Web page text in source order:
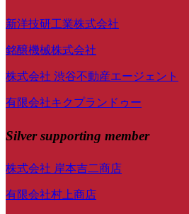
新洋技研工業株式会社
銘醸機械株式会社
株式会社 渋谷不動産エージェント
有限会社キクプランドゥー
Silver supporting member
株式会社 岸本吉二商店
有限会社村上商店